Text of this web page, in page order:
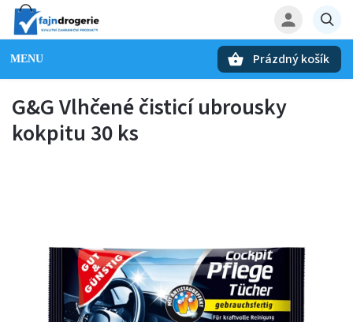
Prázdný košík
G&G Vlhčené čisticí ubrousky
kokpitu 30 ks